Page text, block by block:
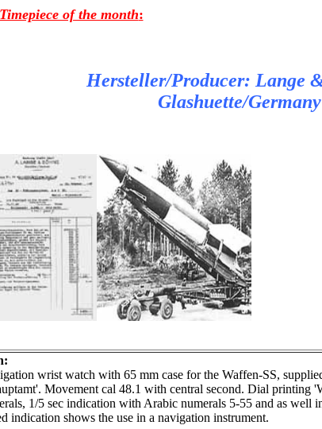
of the month:
Hersteller/Producer: Lange
Glashuette/Germany
wrist watch with 65 mm case for the Waffen-SS,
Movement cal 48.1 with central second. Dial printing
1/5 sec indication with Arabic numerals 5-55 and as well
indication shows the use in a navigation instrument.